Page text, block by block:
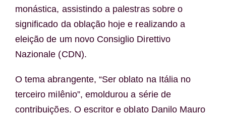
monástica, assistindo a palestras sobre o
significado da oblação hoje e realizando a
eleição de um novo Consiglio Direttivo
Nazionale (CDN).
O tema abrangente, “Ser oblato na Itália no
terceiro milênio”, emoldurou a série de
contribuições. O escritor e oblato Danilo Mauro